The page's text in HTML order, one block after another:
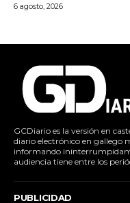
6 agosto, 2026
GCDiario es la versión en
diario electrónico en gallego
informando
audiencia tiene entre los
PUBLICIDAD